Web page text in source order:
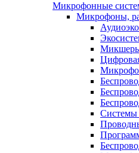
Микрофонные
Микрофоны,
Микшеры
Системы